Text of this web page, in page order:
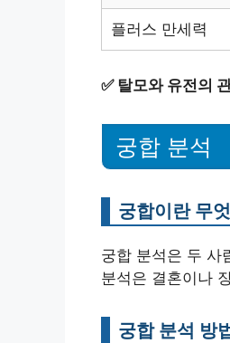
플러스 만세력
✅ 탈모와 유전의
궁합 분석
궁합이란 무
궁합 분석은 두 사
분석은 결혼이나
궁합 분석 방